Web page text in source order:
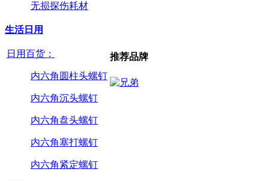
无损探伤耗材
生活日用
日用百货：
内六角圆柱头螺钉
内六角沉头螺钉
内六角盘头螺钉
内六角塞打螺钉
内六角紧定螺钉
推荐品牌